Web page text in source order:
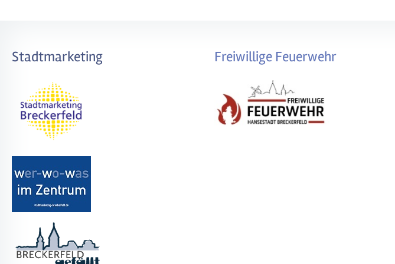
Stadtmarketing Freiwillige Feuerwehr